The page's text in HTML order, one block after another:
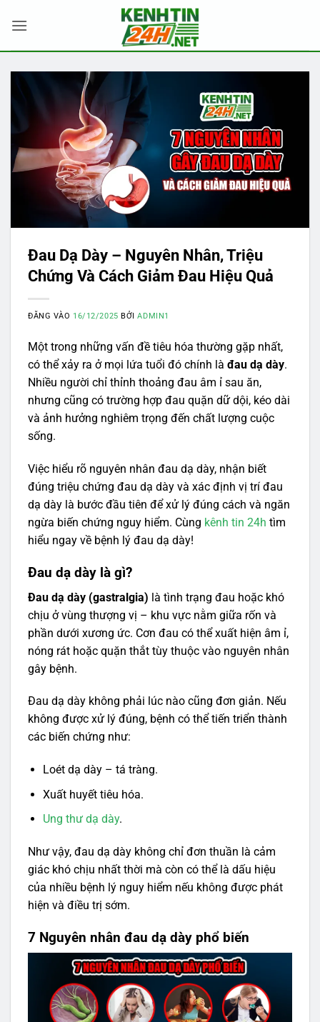
qua
Đau Dạ Dày – Nguyên Nhân, Triệu
Chứng Và Cách Giảm Đau Hiệu Quả
ĐĂNG VÀO 16/12/2025 BỞIADMIN1
Một trong những vấn đề tiêu hóa thường gặp nhất,
có thể xảy ra ở mọi lứa tuổi đó chính là đau dạ dày.
Nhiều người chỉ thỉnh thoảng đau âm ỉ sau ăn,
nhưng cũng có trường hợp đau quặn dữ dội, kéo dài
và ảnh hưởng nghiêm trọng đến chất lượng cuộc
sống.
Việc hiểu rõ nguyên nhân đau dạ dày, nhận biết
đúng triệu chứng đau dạ dày và xác định vị trí đau
dạ dày là bước đầu tiên để xử lý đúng cách và ngăn
ngừa biến chứng nguy hiểm. Cùng kênh tin 24h tìm
hiểu ngay về bệnh lý đau dạ dày!
Đau dạ dày là gì?
Đau dạ dày (gastralgia) là tình trạng đau hoặc khó
chịu ở vùng thượng vị – khu vực nằm giữa rốn và
phần dưới xương ức. Cơn đau có thể xuất hiện âm ỉ,
nóng rát hoặc quặn thắt tùy thuộc vào nguyên nhân
gây bệnh.
Đau dạ dày không phải lúc nào cũng đơn giản. Nếu
không được xử lý đúng, bệnh có thể tiến triển thành
các biến chứng như:
Loét dạ dày – tá tràng.
Xuất huyết tiêu hóa.
Ung thư dạ dày.
Như vậy, đau dạ dày không chỉ đơn thuần là cảm
giác khó chịu nhất thời mà còn có thể là dấu hiệu
của nhiều bệnh lý nguy hiểm nếu không được phát
hiện và điều trị sớm.
7 Nguyên nhân đau dạ dày phổ biến